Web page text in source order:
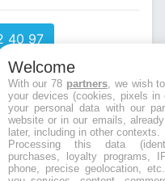
40 97
magasin bricolage
6 km de votre recherche
Welcome
With our 78 partners, we wish
your devices (cookies, pixels
your personal data with our
website or in our emails,
later, including in other contexts.
Processing this data
purchases, loyalty programs,
phone, precise geolocation,